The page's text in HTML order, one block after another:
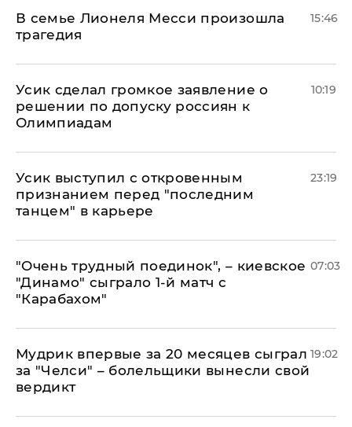
В семье Лионеля Месси произошла
трагедия
15:46
Усик сделал громкое заявление о
решении по допуску россиян к
Олимпиадам
10:19
Усик выступил с откровенным
признанием перед "последним
танцем" в карьере
23:19
"Очень трудный поединок", – киевское
"Динамо" сыграло 1-й матч с
"Карабахом"
07:03
Мудрик впервые за 20 месяцев сыграл
за "Челси" – болельщики вынесли свой
вердикт
19:02